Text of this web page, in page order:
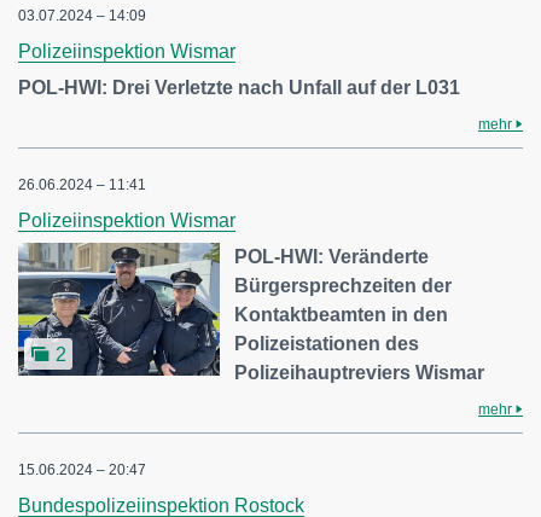
03.07.2024 – 14:09
Polizeiinspektion Wismar
POL-HWI: Drei Verletzte nach Unfall auf der L031
mehr
26.06.2024 – 11:41
Polizeiinspektion Wismar
2
POL-HWI: Veränderte
Bürgersprechzeiten der
Kontaktbeamten in den
Polizeistationen des
Polizeihauptreviers Wismar
mehr
15.06.2024 – 20:47
Bundespolizeiinspektion Rostock